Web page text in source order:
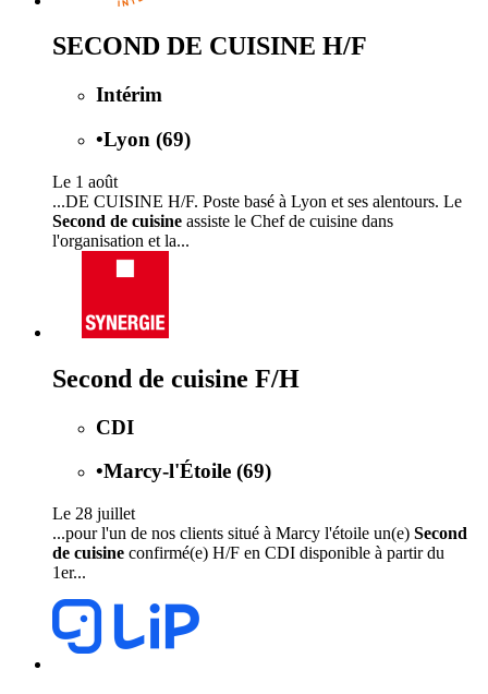
SECOND DE CUISINE H/F
Intérim
•Lyon (69)
Le 1 août
...DE CUISINE H/F. Poste basé à Lyon et ses alentours. Le
Second de cuisine assiste le Chef de cuisine dans
l'organisation et la...
Second de cuisine F/H
CDI
•Marcy-l'Étoile (69)
Le 28 juillet
...pour l'un de nos clients situé à Marcy l'étoile un(e) Second
de cuisine confirmé(e) H/F en CDI disponible à partir du
1er...